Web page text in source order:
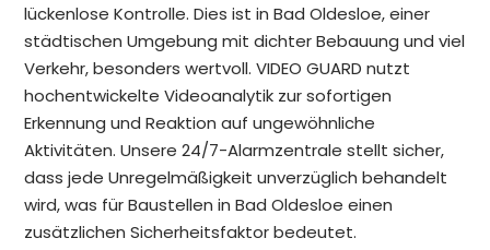
lückenlose Kontrolle. Dies ist in Bad Oldesloe, einer
städtischen Umgebung mit dichter Bebauung und viel
Verkehr, besonders wertvoll. VIDEO GUARD nutzt
hochentwickelte Videoanalytik zur sofortigen
Erkennung und Reaktion auf ungewöhnliche
Aktivitäten. Unsere 24/7-Alarmzentrale stellt sicher,
dass jede Unregelmäßigkeit unverzüglich behandelt
wird, was für Baustellen in Bad Oldesloe einen
zusätzlichen Sicherheitsfaktor bedeutet.